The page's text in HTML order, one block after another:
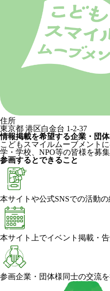
住所
東京都 港区白金台 1-2-37
情報掲載を希望する企業・団
こどもスマイルムーブメント
学・学校、NPO等の皆様を募集
参画するとできること
本サイトや公式SNSでの活動の
本サイト上でイベント掲載・
参画企業・団体様同士の交流